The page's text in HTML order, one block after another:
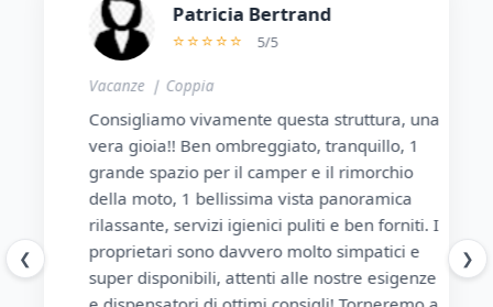
❮
Patricia Bertrand
⭐⭐⭐⭐⭐ 5
Vacanze ❘ Coppia
Consigliamo vivamente questa struttura, una
vera gioia!! Ben ombreggiato, tranquillo, 1
grande spazio per il camper e il rimorchio
della moto, 1 bellissima vista panoramica
rilassante, servizi igienici puliti e ben forniti. I
proprietari sono davvero molto simpatici e
super disponibili, attenti alle nostre esigenze
❯